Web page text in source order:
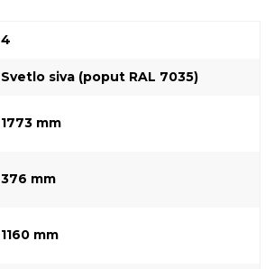
4
Svetlo siva (poput RAL 7035)
1773 mm
376 mm
1160 mm